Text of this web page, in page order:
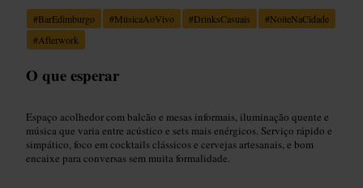
#BarEdimburgo #MúsicaAoVivo #DrinksCasuais #NoiteNaCidade
#Afterwork
O que esperar
Espaço acolhedor com balcão e mesas informais, iluminação quente e
música que varia entre acústico e sets mais enérgicos. Serviço rápido e
simpático, foco em cocktails clássicos e cervejas artesanais, e bom
encaixe para conversas sem muita formalidade.